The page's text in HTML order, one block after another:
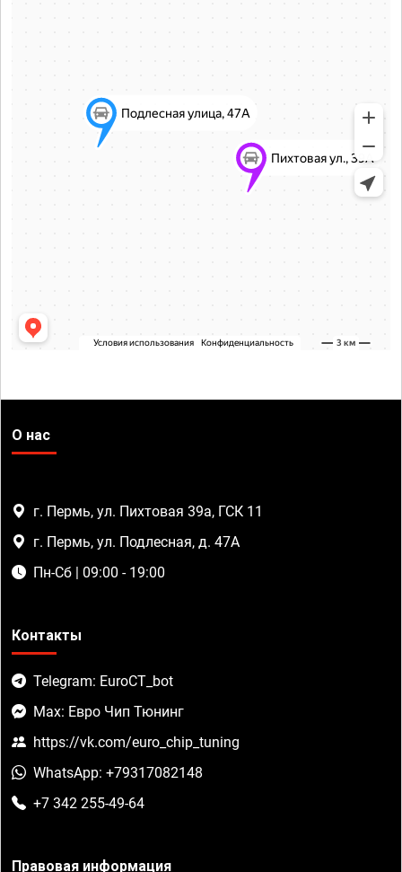
О нас
г. Пермь, ул. Пихтовая 39а, ГСК 11
г. Пермь, ул. Подлесная, д. 47А
Пн-Сб | 09:00 - 19:00
Контакты
Telegram: EuroCT_bot
Max: Евро Чип Тюнинг
https://vk.com/euro_chip_tuning
WhatsApp: +79317082148
+7 342 255-49-64
Правовая информация